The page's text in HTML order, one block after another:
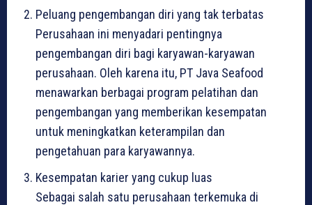
Peluang pengembangan diri yang tak terbatas
Perusahaan ini menyadari pentingnya
pengembangan diri bagi karyawan-karyawan
perusahaan. Oleh karena itu, PT Java Seafood
menawarkan berbagai program pelatihan dan
pengembangan yang memberikan kesempatan
untuk meningkatkan keterampilan dan
pengetahuan para karyawannya.
Kesempatan karier yang cukup luas
Sebagai salah satu perusahaan terkemuka di